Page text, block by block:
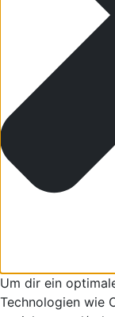
Um dir ein
Technologien wie